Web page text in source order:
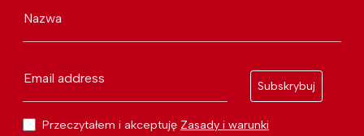
Nazwa
Email address
Subskrybuj
Przeczytałem i akceptuję Zasady i warunki